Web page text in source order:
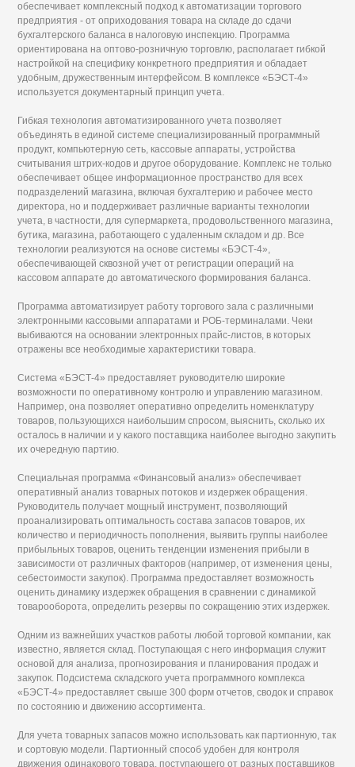
обеспечивает комплексный подход к автоматизации торгового
предприятия - от оприходования товара на складе до сдачи
бухгалтерского баланса в налоговую инспекцию. Программа
ориентирована на оптово-розничную торговлю, располагает гибкой
настройкой на специфику конкретного предприятия и обладает
удобным, дружественным интерфейсом. В комплексе «БЭСТ-4»
используется документарный принцип учета.
Гибкая технология автоматизированного учета позволяет
объединять в единой системе специализированный программный
продукт, компьютерную сеть, кассовые аппараты, устройства
считывания штрих-кодов и другое оборудование. Комплекс не только
обеспечивает общее информационное пространство для всех
подразделений магазина, включая бухгалтерию и рабочее место
директора, но и поддерживает различные варианты технологии
учета, в частности, для супермаркета, продовольственного магазина,
бутика, магазина, работающего с удаленным складом и др. Все
технологии реализуются на основе системы «БЭСТ-4»,
обеспечивающей сквозной учет от регистрации операций на
кассовом аппарате до автоматического формирования баланса.
Программа автоматизирует работу торгового зала с различными
электронными кассовыми аппаратами и РОБ-терминалами. Чеки
выбиваются на основании электронных прайс-листов, в которых
отражены все необходимые характеристики товара.
Система «БЭСТ-4» предоставляет руководителю широкие
возможности по оперативному контролю и управлению магазином.
Например, она позволяет оперативно определить номенклатуру
товаров, пользующихся наибольшим спросом, выяснить, сколько их
осталось в наличии и у какого поставщика наиболее выгодно закупить
их очередную партию.
Специальная программа «Финансовый анализ» обеспечивает
оперативный анализ товарных потоков и издержек обращения.
Руководитель получает мощный инструмент, позволяющий
проанализировать оптимальность состава запасов товаров, их
количество и периодичность пополнения, выявить группы наиболее
прибыльных товаров, оценить тенденции изменения прибыли в
зависимости от различных факторов (например, от изменения цены,
себестоимости закупок). Программа предоставляет возможность
оценить динамику издержек обращения в сравнении с динамикой
товарооборота, определить резервы по сокращению этих издержек.
Одним из важнейших участков работы любой торговой компании, как
известно, является склад. Поступающая с него информация служит
основой для анализа, прогнозирования и планирования продаж и
закупок. Подсистема складского учета программного комплекса
«БЭСТ-4» предоставляет свыше 300 форм отчетов, сводок и справок
по состоянию и движению ассортимента.
Для учета товарных запасов можно использовать как партионную, так
и сортовую модели. Партионный способ удобен для контроля
движения одинакового товара, поступающего от разных поставщиков